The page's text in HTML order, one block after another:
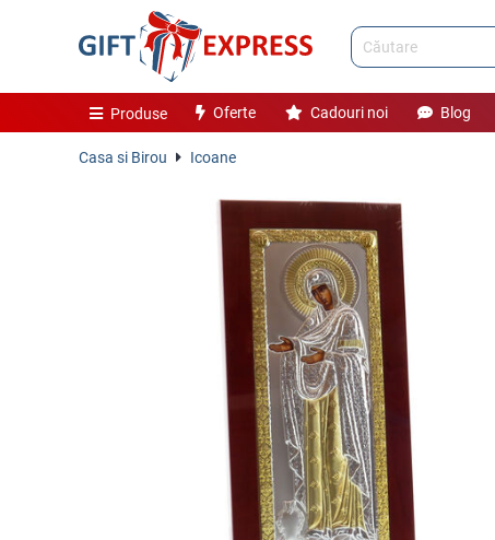
Produse Oferte Cadouri noi Blog
Casa si Birou Icoane